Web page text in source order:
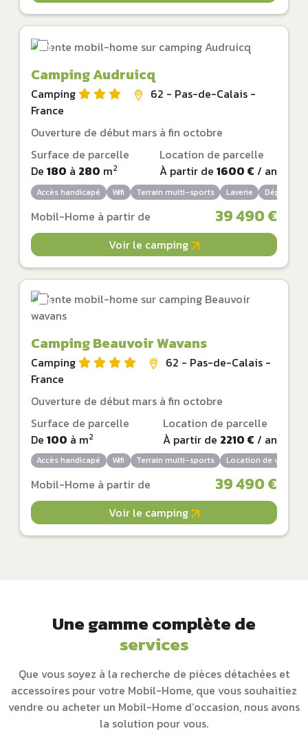
Camping Audruicq
Camping
62 - Pas-de-Calais -
France
Ouverture de début mars à fin octobre
Surface de parcelle
De 180 à 280 m2
Location de parcelle
À partir de 1600 € / an
Accès handicapé Wifi Terrain multi-sports Laverie Dépôt de
Mobil-Home à partir de 39 490 €
Voir le camping
Camping Beauvoir Wavans
Camping
62 - Pas-de-Calais -
France
Ouverture de début mars à fin octobre
Surface de parcelle
De 100 à m2
Location de parcelle
À partir de 2210 € / an
Accès handicapé Wifi Terrain multi-sports Location de vélos
Mobil-Home à partir de 39 490 €
Voir le camping
Une gamme complète de
services
Que vous soyez à la recherche de pièces détachées et
accessoires pour votre Mobil-Home, que vous souhaitiez
vendre ou acheter un Mobil-Home d’occasion, nous avons
la solution pour vous.